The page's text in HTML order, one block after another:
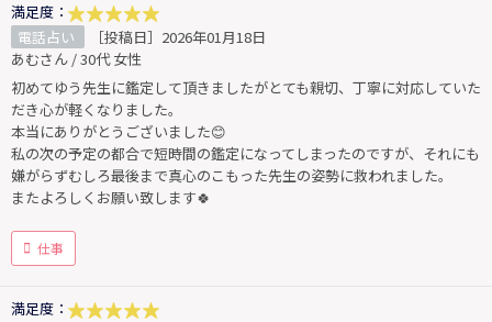
満足度：
電話占い
［投稿日］2026年01月18日
あむさん / 30代 女性
初めてゆう先生に鑑定して頂きましたがとても親切、丁寧に対応していた
だき心が軽くなりました。
本当にありがとうございました😊
私の次の予定の都合で短時間の鑑定になってしまったのですが、それにも
嫌がらずむしろ最後まで真心のこもった先生の姿勢に救われました。
またよろしくお願い致します🍀
仕事
満足度：